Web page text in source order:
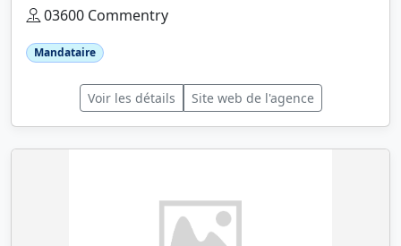
03600 Commentry
Mandataire
Voir les détails Site web de l'agence